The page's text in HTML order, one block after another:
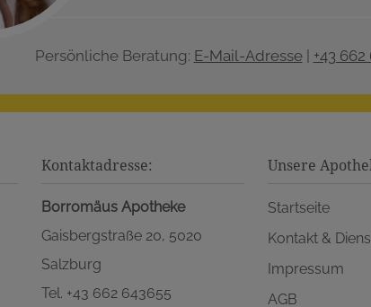
Persönliche Beratung: E-Mail-Adresse| +43 662
Kontaktadresse:
Borromäus Apotheke
Gaisbergstraße 20, 5020
Salzburg
Tel. +43 662 643655
Unsere
Startseite
Kontakt &
Impressum
AGB